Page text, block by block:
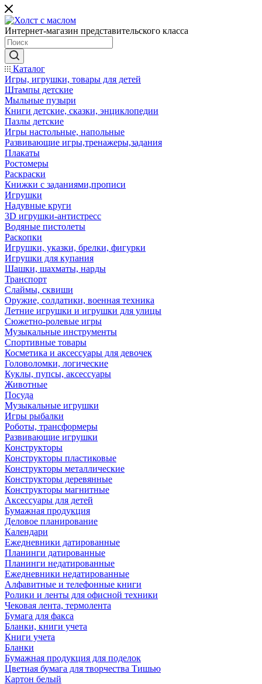
Интернет-магазин представительского класса
Каталог
Игры, игрушки, товары для детей
Штампы детские
Мыльные пузыри
Книги детские, сказки, энциклопедии
Пазлы детские
Игры настольные, напольные
Развивающие игры,тренажеры,задания
Плакаты
Ростомеры
Раскраски
Книжки с заданиями,прописи
Игрушки
Надувные круги
3D игрушки-антистресс
Водяные пистолеты
Раскопки
Игрушки, указки, брелки, фигурки
Игрушки для купания
Шашки, шахматы, нарды
Транспорт
Слаймы, сквиши
Оружие, солдатики, военная техника
Летние игрушки и игрушки для улицы
Сюжетно-ролевые игры
Музыкальные инструменты
Спортивные товары
Косметика и аксессуары для девочек
Головоломки, логические
Куклы, пупсы, аксессуары
Животные
Посуда
Музыкальные игрушки
Игры рыбалки
Роботы, трансформеры
Развивающие игрушки
Конструкторы
Конструкторы пластиковые
Конструкторы металлические
Конструкторы деревянные
Конструкторы магнитные
Аксессуары для детей
Бумажная продукция
Деловое планирование
Календари
Ежедневники датированные
Планинги датированные
Планинги недатированные
Ежедневники недатированные
Алфавитные и телефонные книги
Ролики и ленты для офисной техники
Чековая лента, термолента
Бумага для факса
Бланки, книги учета
Книги учета
Бланки
Бумажная продукция для поделок
Цветная бумага для творчества Тишью
Картон белый